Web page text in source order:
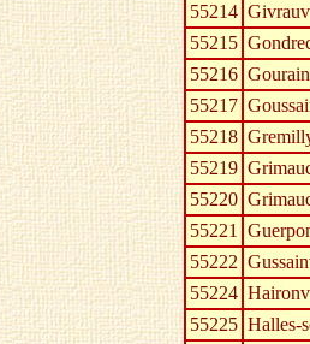
55214
55215
55216
55217
55218
55219
55220
55221
55222
55224
55225 Halles-